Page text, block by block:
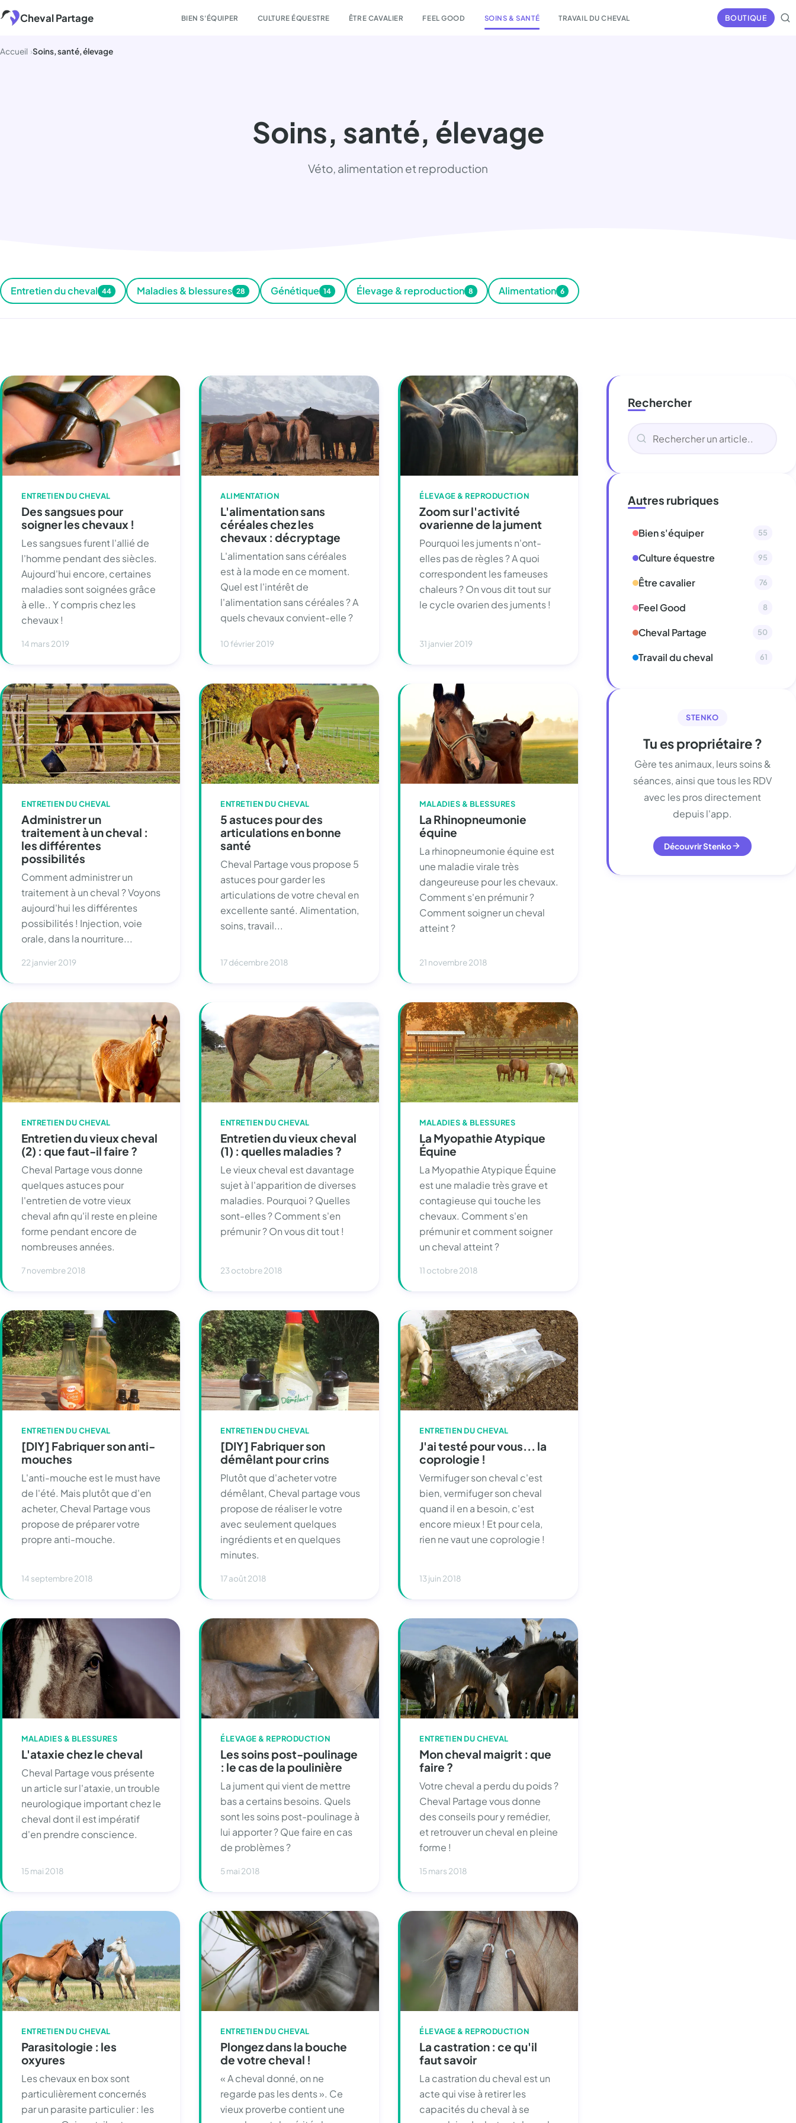
Aller
au
Cheval Partage BIEN S'ÉQUIPER CULTURE ÉQUESTRE ÊTRE CAVALIER FEEL GOOD SOINS & SANTÉ TRAVAIL DU CHEVAL BOUTIQUE
Accueil Soins, santé, élevage
Soins, santé, élevage
Véto, alimentation et reproduction
Entretien du cheval 44 Maladies & blessures 28 Génétique 14 Élevage & reproduction 8 Alimentation 6
ENTRETIEN DU CHEVAL
Des sangsues pour
soigner les chevaux !
Les sangsues furent l'allié de
l'homme pendant des siècles.
Aujourd'hui encore, certaines
maladies sont soignées grâce
à elle.. Y compris chez les
chevaux !
14 mars 2019
ALIMENTATION
L'alimentation sans
céréales chez les
chevaux : décryptage
L'alimentation sans céréales
est à la mode en ce moment.
Quel est l'intérêt de
l'alimentation sans céréales ? A
quels chevaux convient-elle ?
10 février 2019
ÉLEVAGE & REPRODUCTION
Zoom sur l'activité
ovarienne de la jument
Pourquoi les juments n'ont-
elles pas de règles ? A quoi
correspondent les fameuses
chaleurs ? On vous dit tout sur
le cycle ovarien des juments !
31 janvier 2019
ENTRETIEN DU CHEVAL
Administrer un
traitement à un cheval :
les différentes
possibilités
Comment administrer un
traitement à un cheval ? Voyons
aujourd'hui les différentes
possibilités ! Injection, voie
orale, dans la nourriture...
22 janvier 2019
ENTRETIEN DU CHEVAL
5 astuces pour des
articulations en bonne
santé
Cheval Partage vous propose 5
astuces pour garder les
articulations de votre cheval en
excellente santé. Alimentation,
soins, travail...
17 décembre 2018
MALADIES & BLESSURES
La Rhinopneumonie
équine
La rhinopneumonie équine est
une maladie virale très
dangeureuse pour les chevaux.
Comment s'en prémunir ?
Comment soigner un cheval
atteint ?
21 novembre 2018
ENTRETIEN DU CHEVAL
Entretien du vieux cheval
(2) : que faut-il faire ?
Cheval Partage vous donne
quelques astuces pour
l'entretien de votre vieux
cheval afin qu'il reste en pleine
forme pendant encore de
nombreuses années.
7 novembre 2018
ENTRETIEN DU CHEVAL
Entretien du vieux cheval
(1) : quelles maladies ?
Le vieux cheval est davantage
sujet à l'apparition de diverses
maladies. Pourquoi ? Quelles
sont-elles ? Comment s'en
prémunir ? On vous dit tout !
23 octobre 2018
MALADIES & BLESSURES
La Myopathie Atypique
Équine
La Myopathie Atypique Équine
est une maladie très grave et
contagieuse qui touche les
chevaux. Comment s'en
prémunir et comment soigner
un cheval atteint ?
11 octobre 2018
ENTRETIEN DU CHEVAL
[DIY] Fabriquer son anti-
mouches
L'anti-mouche est le must have
de l'été. Mais plutôt que d'en
acheter, Cheval Partage vous
propose de préparer votre
propre anti-mouche.
14 septembre 2018
ENTRETIEN DU CHEVAL
[DIY] Fabriquer son
démêlant pour crins
Plutôt que d'acheter votre
démêlant, Cheval partage vous
propose de réaliser le votre
avec seulement quelques
ingrédients et en quelques
minutes.
17 août 2018
ENTRETIEN DU CHEVAL
J'ai testé pour vous... la
coprologie !
Vermifuger son cheval c'est
bien, vermifuger son cheval
quand il en a besoin, c'est
encore mieux ! Et pour cela,
rien ne vaut une coprologie !
13 juin 2018
MALADIES & BLESSURES
L'ataxie chez le cheval
Cheval Partage vous présente
un article sur l'ataxie, un trouble
neurologique important chez le
cheval dont il est impératif
d'en prendre conscience.
15 mai 2018
ÉLEVAGE & REPRODUCTION
Les soins post-poulinage
: le cas de la poulinière
La jument qui vient de mettre
bas a certains besoins. Quels
sont les soins post-poulinage à
lui apporter ? Que faire en cas
de problèmes ?
5 mai 2018
ENTRETIEN DU CHEVAL
Mon cheval maigrit : que
faire ?
Votre cheval a perdu du poids ?
Cheval Partage vous donne
des conseils pour y remédier,
et retrouver un cheval en pleine
forme !
15 mars 2018
ENTRETIEN DU CHEVAL
Parasitologie : les
oxyures
Les chevaux en box sont
particulièrement concernés
par un parasite particulier : les
ENTRETIEN DU CHEVAL
Plongez dans la bouche
de votre cheval !
« A cheval donné, on ne
regarde pas les dents ». Ce
vieux proverbe contient une
ÉLEVAGE & REPRODUCTION
La castration : ce qu'il
faut savoir
La castration du cheval est un
acte qui vise à retirer les
capacités du cheval à se
Rechercher
Autres rubriques
Bien s'équiper 55
Culture équestre 95
Être cavalier 76
Feel Good 8
Cheval Partage 50
Travail du cheval 61
STENKO
Tu es propriétaire ?
Gère tes animaux, leurs soins &
séances, ainsi que tous les RDV
avec les pros directement
depuis l'app.
Découvrir Stenko